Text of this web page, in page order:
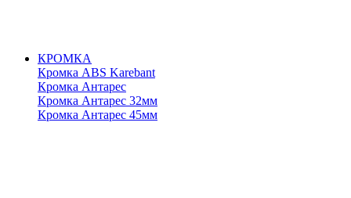
КРОМКА
Кромка ABS Karebant
Кромка Антарес
Кромка Антарес 32мм
Кромка Антарес 45мм